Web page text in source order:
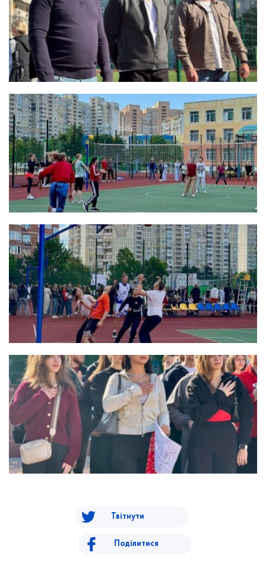
Твітнути
Поділитися